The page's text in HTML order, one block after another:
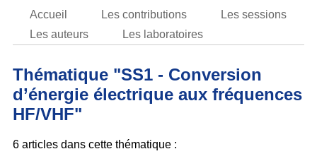
Accueil Les contributions
Les sessions
Les auteurs
Les laboratoires
Thématique "SS1 - Conversion
d’énergie électrique aux fréquences
HF/VHF"
6 articles dans cette thématique :